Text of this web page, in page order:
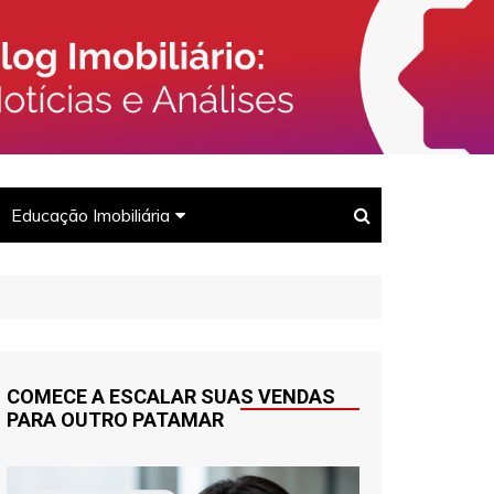
Imobiliário, Corretores e
Educação Imobiliária
COMECE A ESCALAR SUAS VENDAS
PARA OUTRO PATAMAR